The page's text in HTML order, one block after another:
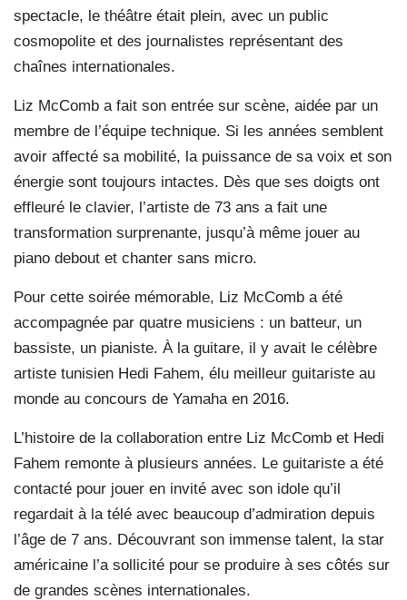
spectacle, le théâtre était plein, avec un public
cosmopolite et des journalistes représentant des
chaînes internationales.
Liz McComb a fait son entrée sur scène, aidée par un
membre de l’équipe technique. Si les années semblent
avoir affecté sa mobilité, la puissance de sa voix et son
énergie sont toujours intactes. Dès que ses doigts ont
effleuré le clavier, l’artiste de 73 ans a fait une
transformation surprenante, jusqu’à même jouer au
piano debout et chanter sans micro.
Pour cette soirée mémorable, Liz McComb a été
accompagnée par quatre musiciens : un batteur, un
bassiste, un pianiste. À la guitare, il y avait le célèbre
artiste tunisien Hedi Fahem, élu meilleur guitariste au
monde au concours de Yamaha en 2016.
L’histoire de la collaboration entre Liz McComb et Hedi
Fahem remonte à plusieurs années. Le guitariste a été
contacté pour jouer en invité avec son idole qu’il
regardait à la télé avec beaucoup d’admiration depuis
l’âge de 7 ans. Découvrant son immense talent, la star
américaine l’a sollicité pour se produire à ses côtés sur
de grandes scènes internationales.